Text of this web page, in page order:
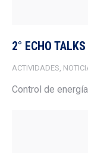
2° ECHO
ACTIVIDADES,
Control de